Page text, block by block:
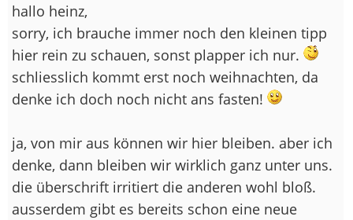
hallo heinz,
sorry, ich brauche immer noch den kleinen tipp
hier rein zu schauen, sonst plapper ich nur.
schliesslich kommt erst noch weihnachten, da
denke ich doch noch nicht ans fasten!
ja, von mir aus können wir hier bleiben. aber ich
denke, dann bleiben wir wirklich ganz unter uns.
die überschrift irritiert die anderen wohl bloß.
ausserdem gibt es bereits schon eine neue